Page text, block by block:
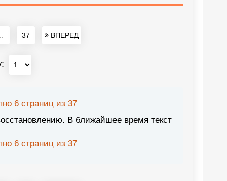
37 ВПЕРЕД
6 страниц из 37
В ближайшее время текст
6 страниц из 37